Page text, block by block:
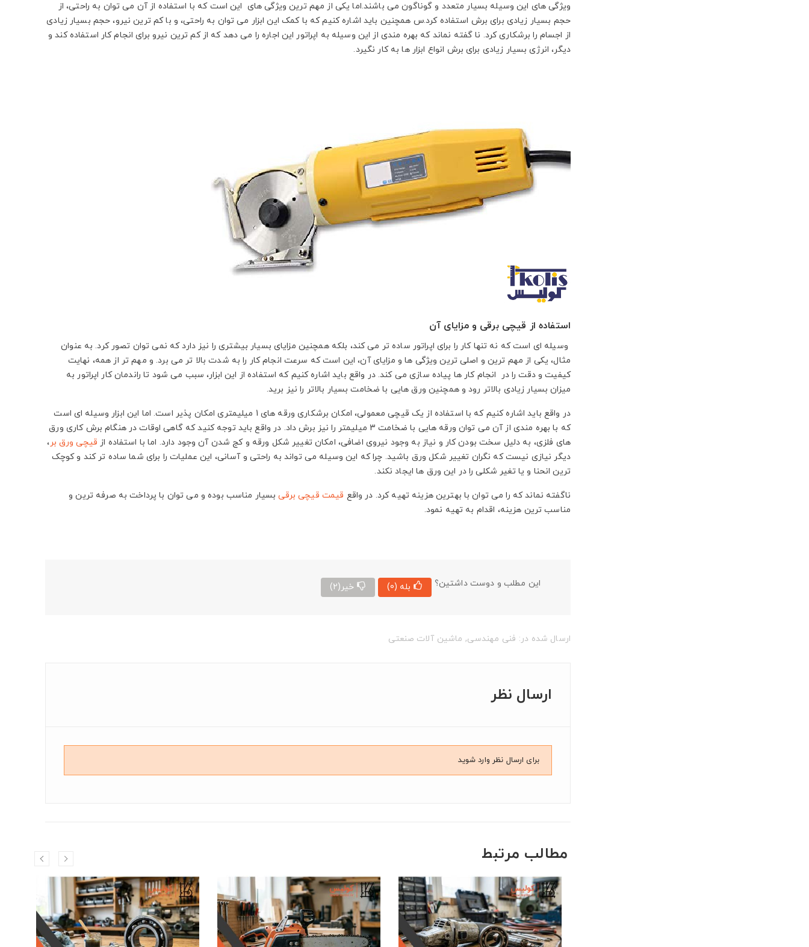
ویژگی های این وسیله بسیار متعدد و گوناگون می باشند.اما یکی از مهم ترین ویژگی های این است که با استفاده از آن می توان به راحتی، از
حجم بسیار زیادی برای برش استفاده کرد.س همچنین باید اشاره کنیم که با کمک این ابزار می توان به راحتی، و با کم ترین نیرو، حجم بسیار زیادی
از اجسام را برشکاری کرد. نا گفته نماند که بهره مندی از این وسیله به اپراتور این اجاره را می دهد که از کم ترین نیرو برای انجام کار استفاده کند و
دیگر، انرژی بسیار زیادی برای برش انواع ابزار ها به کار نگیرد.
استفاده از قیچی برقی و مزایای آن
وسیله ای است که نه تنها کار را برای اپراتور ساده تر می کند، بلکه همچنین مزایای بسیار بیشتری را نیز دارد که نمی توان تصور کرد. به عنوان
مثال، یکی از مهم ترین و اصلی ترین ویژگی ها و مزایای آن، این است که سرعت انجام کار را به شدت بالا تر می برد. و مهم تر از همه، نهایت
کیفیت و دقت را در انجام کار ها پیاده سازی می کند. در واقع باید اشاره کنیم که استفاده از این ابزار، سبب می شود تا راندمان کار اپراتور به
میزان بسیار زیادی بالاتر رود و همچنین ورق هایی با ضخامت بسیار بالاتر را نیز برید.
در واقع باید اشاره کنیم که با استفاده از یک قیچی معمولی، امکان برشکاری ورقه های 1 میلیمتری امکان پذیر است. اما این ابزار وسیله ای است
که با بهره مندی از آن می توان ورقه هایی با ضخامت 3 میلیمتر را نیز برش داد. در واقع باید توجه کنید که گاهی اوقات در هنگام برش کاری ورق
های فلزی، به دلیل سخت بودن کار و نیاز به وجود نیروی اضافی، امکان تغییر شکل ورقه و کج شدن آن وجود دارد. اما با استفاده از قیچی ورق بر،
دیگر نیازی نیست که نگران تغییر شکل ورق باشید. چرا که این وسیله می تواند به راحتی و آسانی، این عملیات را برای شما ساده تر کند و کوچک
ترین انحنا و یا تغیر شکلی را در این ورق ها ایجاد نکند.
ناگفته نماند که را می توان با بهترین هزینه تهیه کرد. در واقع قیمت قیچی برقیبسیار مناسب بوده و می توان با پرداخت به صرفه ترین و
مناسب ترین هزینه، اقدام به تهیه نمود.
این مطلب و دوست داشتین؟ بله (0) خیر (2)
ارسال شده در: فنی مهندسی, ماشین آلات صنعتی
ارسال نظر
برای ارسال نظر وارد شوید
مطالب مرتبط